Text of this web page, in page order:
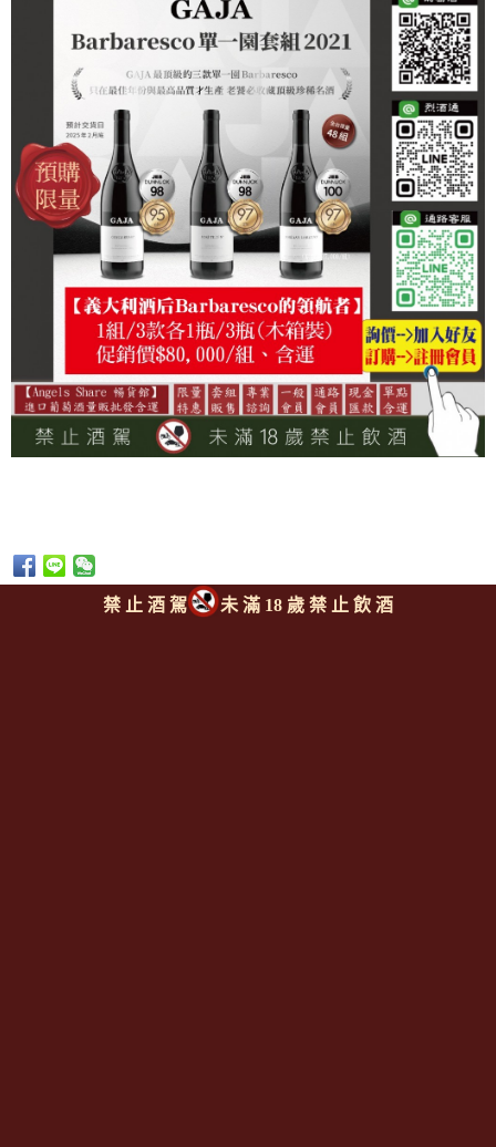
禁 止 酒 駕 未 滿 18 歲 禁 止 飲 酒